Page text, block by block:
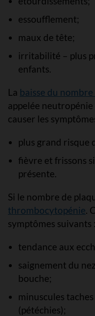
essoufflement;
maux de tête;
irritabilité – plus
enfants.
La baisse du
appelée
causer les
plus grand risque
fièvre et frissons
présente.
Si le nombre de
thrombocytopénie.
symptômes suivants :
tendance aux
saignement du
bouche;
minuscules
(pétéchies);